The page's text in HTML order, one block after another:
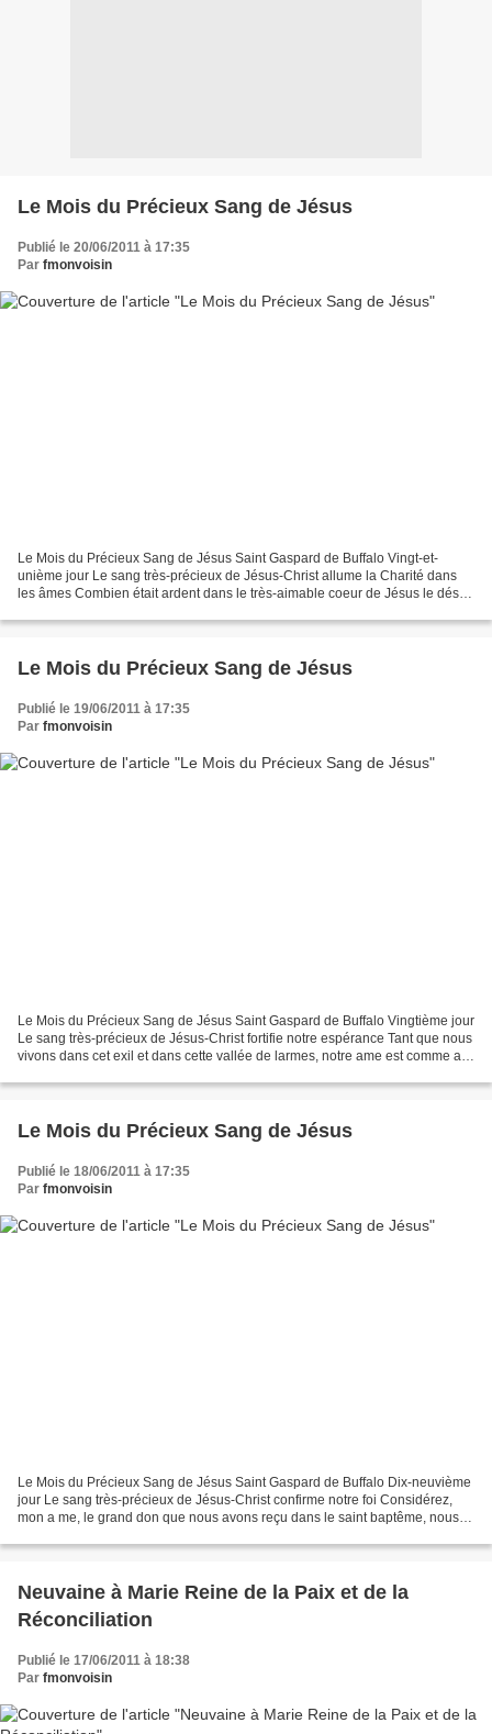
Le Mois du Précieux Sang de Jésus
Publié le 20/06/2011 à 17:35
Par fmonvoisin
Le Mois du Précieux Sang de Jésus Saint Gaspard de Buffalo Vingt-et-
unième jour Le sang très-précieux de Jésus-Christ allume la Charité dans
les âmes Combien était ardent dans le très-aimable coeur de Jésus le désir
Le Mois du Précieux Sang de Jésus
Publié le 19/06/2011 à 17:35
Par fmonvoisin
Le Mois du Précieux Sang de Jésus Saint Gaspard de Buffalo Vingtième jour
Le sang très-précieux de Jésus-Christ fortifie notre espérance Tant que nous
vivons dans cet exil et dans cette vallée de larmes, notre ame est comme au
Le Mois du Précieux Sang de Jésus
Publié le 18/06/2011 à 17:35
Par fmonvoisin
Le Mois du Précieux Sang de Jésus Saint Gaspard de Buffalo Dix-neuvième
jour Le sang très-précieux de Jésus-Christ confirme notre foi Considérez,
mon a me, le grand don que nous avons reçu dans le saint baptême, nous
Neuvaine à Marie Reine de la Paix et de la
Réconciliation
Publié le 17/06/2011 à 18:38
Par fmonvoisin